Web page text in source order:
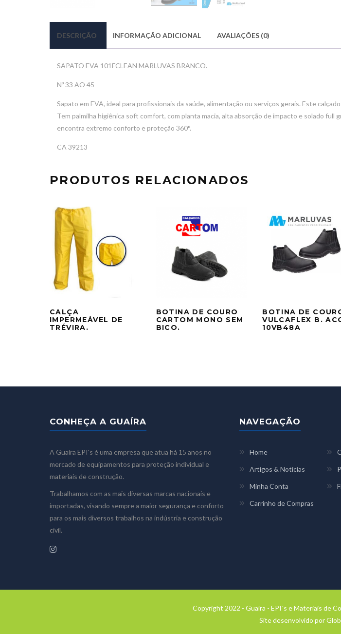
DESCRIÇÃO INFORMAÇÃO ADICIONAL AVALIAÇÕES (0)
SAPATO EVA 101FCLEAN MARLUVAS BRANCO.
Nº 33 AO 45
Sapato em EVA, ideal para profissionais da saúde, alimentação ou serviços gerais. Este
Tem palmilha higiênica soft comfort, com planta macia, alta absorção de impacto e solado full
encontra extremo conforto e proteção 360°.
CA 39213
PRODUTOS RELACIONADOS
CALÇA
IMPERMEÁVEL DE
TRÉVIRA.
BOTINA DE COURO
CARTOM MONO SEM
BICO.
BOTINA DE
VULCAFLEX B.
10VB48A
CONHEÇA A GUAÍRA
A Guaíra EPI's é uma empresa que atua há 15 anos no
mercado de equipamentos para proteção individual e
materiais de construção.
Trabalhamos com as mais diversas marcas nacionais e
importadas, visando sempre a maior segurança e conforto
para os mais diversos trabalhos na indústria e construção
civil.
NAVEGAÇÃO
Home
Artigos & Notícias
Minha Conta
Carrinho de Compras
Copyright 2022 - Guaíra - EPI´s e Materiais de
Site desenvolvido por